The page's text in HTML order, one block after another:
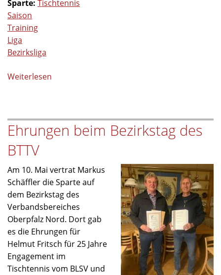
Sparte: Tischtennis
Saison
Training
Liga
Bezirksliga
Weiterlesen
Ehrungen beim Bezirkstag des
BTTV
Am 10. Mai vertrat Markus
Schäffler die Sparte auf
dem Bezirkstag des
Verbandsbereiches
Oberpfalz Nord. Dort gab
es die Ehrungen für
Helmut Fritsch für 25 Jahre
Engagement im
Tischtennis vom BLSV und